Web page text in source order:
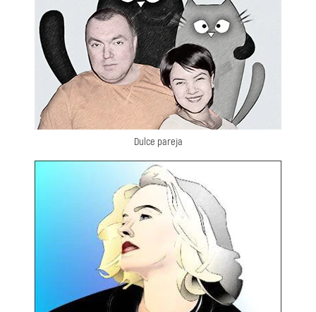
Dulce pareja